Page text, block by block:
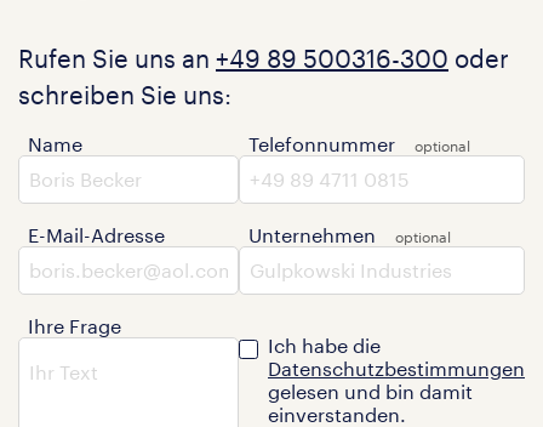
Rufen Sie uns an +49 89 500316-300 oder
schreiben Sie uns:
Name
E-Mail-Adresse
Ihre Frage
Telefonnummer
Unternehmen
Ich habe die
Datenschutzbestimmungen
gelesen und bin damit
einverstanden.